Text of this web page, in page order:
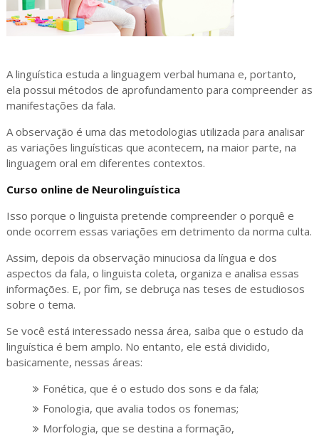
A linguística estuda a linguagem verbal humana e, portanto,
ela possui métodos de aprofundamento para compreender as
manifestações da fala.
A observação é uma das metodologias utilizada para analisar
as variações linguísticas que acontecem, na maior parte, na
linguagem oral em diferentes contextos.
Curso online de Neurolinguística
Isso porque o linguista pretende compreender o porquê e
onde ocorrem essas variações em detrimento da norma culta.
Assim, depois da observação minuciosa da língua e dos
aspectos da fala, o linguista coleta, organiza e analisa essas
informações. E, por fim, se debruça nas teses de estudiosos
sobre o tema.
Se você está interessado nessa área, saiba que o estudo da
linguística é bem amplo. No entanto, ele está dividido,
basicamente, nessas áreas:
Fonética, que é o estudo dos sons e da fala;
Fonologia, que avalia todos os fonemas;
Morfologia, que se destina a formação,